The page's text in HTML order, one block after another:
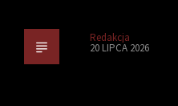
Redakcja
20 LIPCA 2026